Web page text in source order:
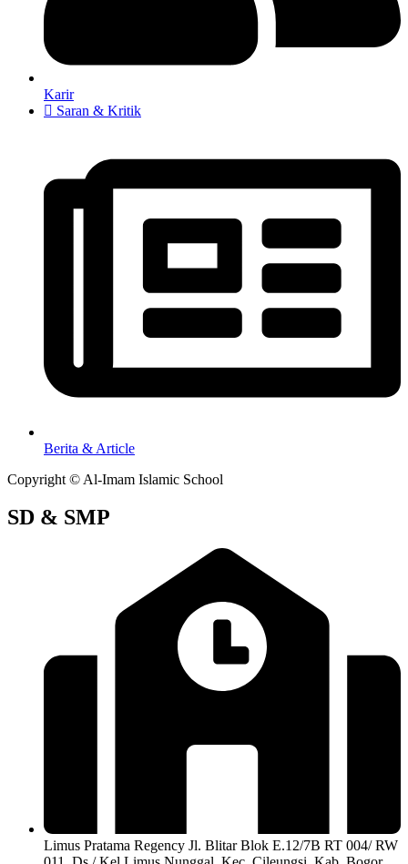
Karir
Saran & Kritik
Berita & Article
Copyright © Al-Imam Islamic School
SD & SMP
Limus Pratama Regency Jl. Blitar Blok E.12/7B RT 004/ RW